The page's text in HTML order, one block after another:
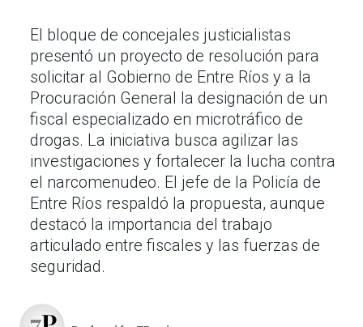
El bloque de concejales justicialistas
presentó un proyecto de resolución para
solicitar al Gobierno de Entre Ríos y a la
Procuración General la designación de un
fiscal especializado en microtráfico de
drogas. La iniciativa busca agilizar las
investigaciones y fortalecer la lucha contra
el narcomenudeo. El jefe de la Policía de
Entre Ríos respaldó la propuesta, aunque
destacó la importancia del trabajo
articulado entre fiscales y las fuerzas de
seguridad.